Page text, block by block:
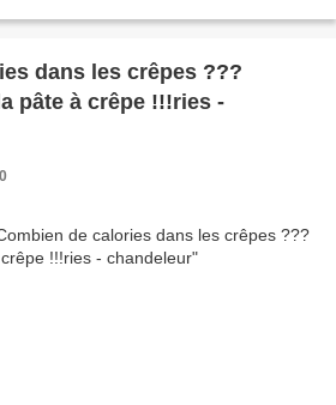
dans les crêpes ???
pâte à crêpe !!!ries -